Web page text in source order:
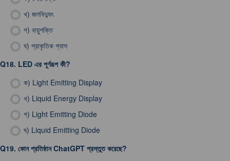
খ) জলবিদ্যুৎ
গ) বায়ুশক্তি
ঘ) প্রাকৃতিক গ্যাস
Q18. LED এর পূর্ণরূপ কী?
ক) Light Emitting Display
খ) Liquid Energy Display
গ) Light Emitting Diode
ঘ) Liquid Emitting Diode
Q19. কোন প্রতিষ্ঠান ChatGPT প্রস্তুত করেছে?